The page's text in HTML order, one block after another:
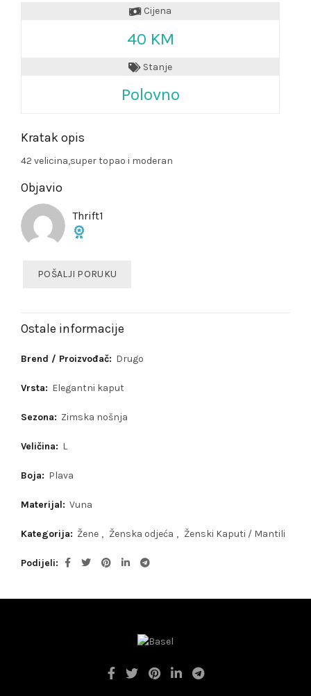
Cijena
40 KM
Stanje
Polovno
Kratak opis
42 velicina,super topao i moderan
Objavio
Thrift1
POŠALJI PORUKU
Ostale informacije
Brend / Proizvođač: Drugo
Vrsta: Elegantni kaput
Sezona: Zimska nošnja
Veličina: L
Boja: Plava
Materijal: Vuna
Kategorija: Žene , Ženska odjeća , Ženski Kaputi / Mantili
Podijeli